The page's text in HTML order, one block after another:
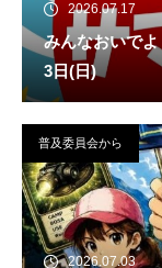
2026.07.17
みんなおいで
3日(日)
普及委員会から
2026.07.03